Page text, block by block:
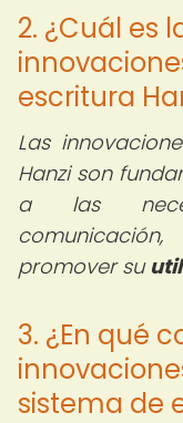
2. ¿Cuál es
escritura
Las
Hanzi son
a las
promover su
3. ¿En qué
sistema de